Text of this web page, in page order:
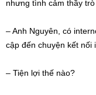
nhưng tình cảm thầy
– Anh Nguyên, có
cập đến chuyện kết nối
– Tiện lợi thế nào?